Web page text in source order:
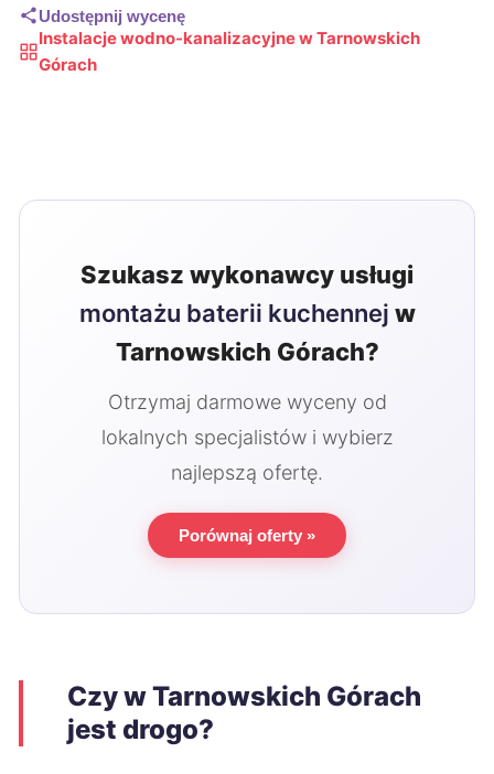
Udostępnij wycenę
Instalacje wodno-kanalizacyjne w Tarnowskich
Górach
Szukasz wykonawcy usługi
montażu baterii kuchennej w
Tarnowskich Górach?
Otrzymaj darmowe wyceny od
lokalnych specjalistów i wybierz
najlepszą ofertę.
Porównaj oferty »
Czy w Tarnowskich Górach
jest drogo?